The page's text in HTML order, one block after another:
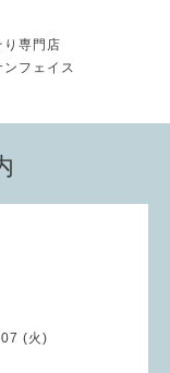
り専門店
フェイス
(火)